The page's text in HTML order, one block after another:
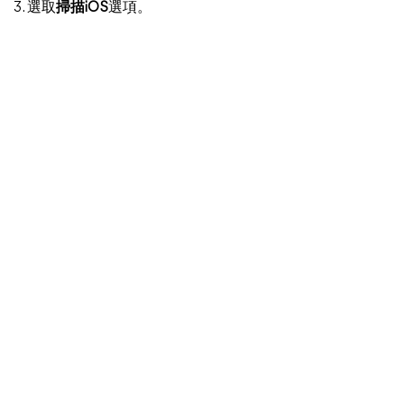
3. 選取掃描iOS選項。